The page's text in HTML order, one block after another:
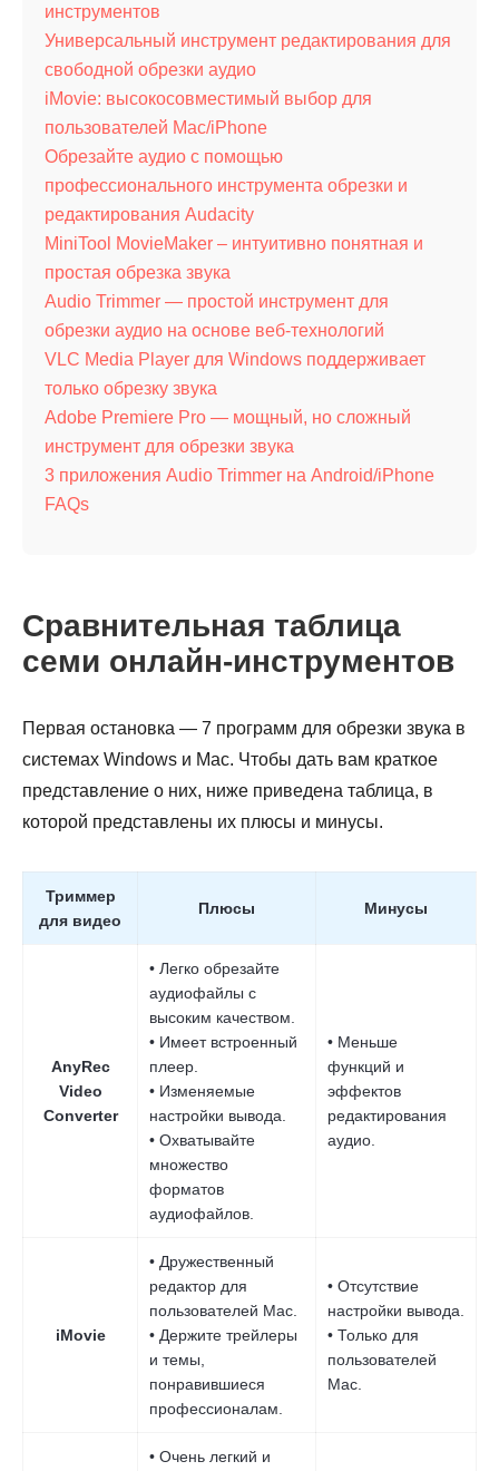
инструментов
Универсальный инструмент редактирования для
свободной обрезки аудио
iMovie: высокосовместимый выбор для
пользователей Mac/iPhone
Обрезайте аудио с помощью
профессионального инструмента обрезки и
редактирования Audacity
MiniTool MovieMaker – интуитивно понятная и
простая обрезка звука
Audio Trimmer — простой инструмент для
обрезки аудио на основе веб-технологий
VLC Media Player для Windows поддерживает
только обрезку звука
Adobe Premiere Pro — мощный, но сложный
инструмент для обрезки звука
3 приложения Audio Trimmer на Android/iPhone
FAQs
Сравнительная таблица
семи онлайн-инструментов
Первая остановка — 7 программ для обрезки звука в
системах Windows и Mac. Чтобы дать вам краткое
представление о них, ниже приведена таблица, в
которой представлены их плюсы и минусы.
Триммер
для видео
Плюсы Минусы
AnyRec
Video
Converter
• Легко обрезайте
аудиофайлы с
высоким качеством.
• Имеет встроенный
плеер.
• Изменяемые
настройки вывода.
• Охватывайте
множество
форматов
аудиофайлов.
• Меньше
функций и
эффектов
редактирования
аудио.
iMovie
• Дружественный
редактор для
пользователей Mac.
• Держите трейлеры
и темы,
понравившиеся
профессионалам.
• Отсутствие
настройки вывода.
• Только для
пользователей
Mac.
• Очень легкий и